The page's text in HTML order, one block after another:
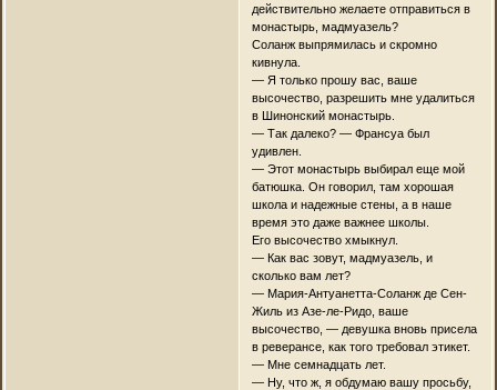
действительно желаете отправиться в
монастырь, мадмуазель?
Соланж выпрямилась и скромно
кивнула.
— Я только прошу вас, ваше
высочество, разрешить мне удалиться
в Шинонский монастырь.
— Так далеко? — Франсуа был
удивлен.
— Этот монастырь выбирал еще мой
батюшка. Он говорил, там хорошая
школа и надежные стены, а в наше
время это даже важнее школы.
Его высочество хмыкнул.
— Как вас зовут, мадмуазель, и
сколько вам лет?
— Мария-Антуанетта-Соланж де Сен-
Жиль из Азе-ле-Ридо, ваше
высочество, — девушка вновь присела
в реверансе, как того требовал этикет.
— Мне семнадцать лет.
— Ну, что ж, я обдумаю вашу просьбу,